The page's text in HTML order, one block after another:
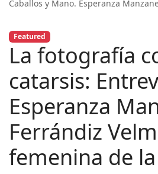
Caballos y Mano. Esperanza
Featured
La fotografía
catarsis:
Esperanza
Ferrándiz
femenina de